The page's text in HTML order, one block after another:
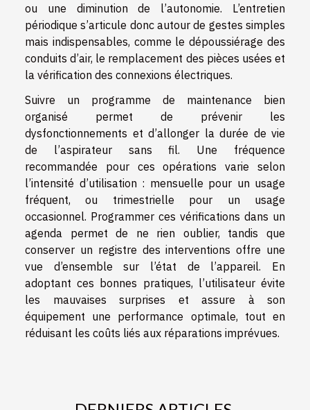
ou une diminution de l’autonomie. L’entretien
périodique s’articule donc autour de gestes simples
mais indispensables, comme le dépoussiérage des
conduits d’air, le remplacement des pièces usées et
la vérification des connexions électriques.
Suivre un programme de maintenance bien
organisé permet de prévenir les
dysfonctionnements et d’allonger la durée de vie
de l’aspirateur sans fil. Une fréquence
recommandée pour ces opérations varie selon
l’intensité d’utilisation : mensuelle pour un usage
fréquent, ou trimestrielle pour un usage
occasionnel. Programmer ces vérifications dans un
agenda permet de ne rien oublier, tandis que
conserver un registre des interventions offre une
vue d’ensemble sur l’état de l’appareil. En
adoptant ces bonnes pratiques, l’utilisateur évite
les mauvaises surprises et assure à son
équipement une performance optimale, tout en
réduisant les coûts liés aux réparations imprévues.